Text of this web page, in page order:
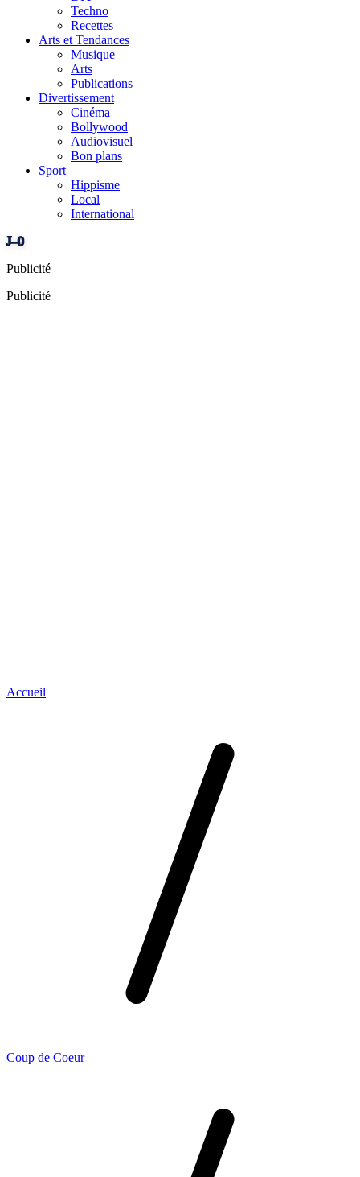
Techno
Recettes
Arts et Tendances
Musique
Arts
Publications
Divertissement
Cinéma
Bollywood
Audiovisuel
Bon plans
Sport
Hippisme
Local
International
J–0
Publicité
Publicité
Accueil
Coup de Coeur